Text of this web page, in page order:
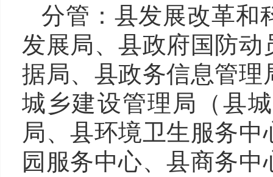
分管：县发展改革和
发展局、县政府国防
据局、县政务信息管理
城乡建设管理局（县
局、县环境卫生服务中
园服务中心、县商务中